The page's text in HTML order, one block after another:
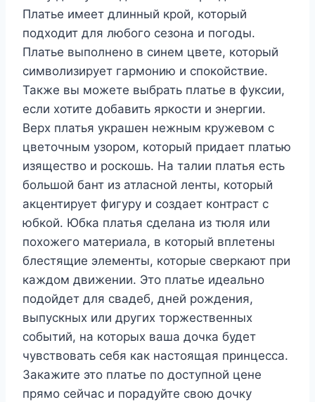
Платье имеет длинный крой, который
подходит для любого сезона и погоды.
Платье выполнено в синем цвете, который
символизирует гармонию и спокойствие.
Также вы можете выбрать платье в фуксии,
если хотите добавить яркости и энергии.
Верх платья украшен нежным кружевом с
цветочным узором, который придает платью
изящество и роскошь. На талии платья есть
большой бант из атласной ленты, который
акцентирует фигуру и создает контраст с
юбкой. Юбка платья сделана из тюля или
похожего материала, в который вплетены
блестящие элементы, которые сверкают при
каждом движении. Это платье идеально
подойдет для свадеб, дней рождения,
выпускных или других торжественных
событий, на которых ваша дочка будет
чувствовать себя как настоящая принцесса.
Закажите это платье по доступной цене
прямо сейчас и порадуйте свою дочку